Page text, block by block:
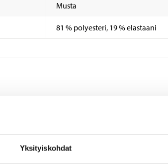
Yksityiskohdat
Musta
81 % polyesteri, 19 % elastaani